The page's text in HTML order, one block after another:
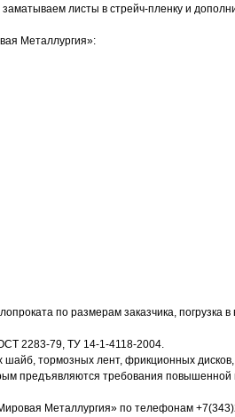
листы в стрейч-пленку и
Металлургия»:
по размерам заказчика, погрузка
2283-79, ТУ 14-1-4118-2004.
тормозных лент, фрикционных
предъявляются требования повышенной
Металлургия» по телефонам